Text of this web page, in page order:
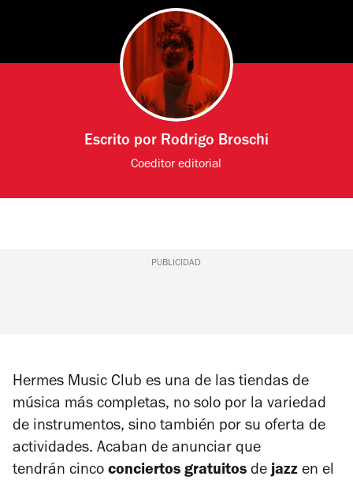
Escrito por Rodrigo Broschi
Coeditor editorial
PUBLICIDAD
Hermes Music Club es una de las tiendas de
música más completas, no solo por la variedad
de instrumentos, sino también por su oferta de
actividades. Acaban de anunciar que
tendrán cinco conciertos gratuitos dejazz en el